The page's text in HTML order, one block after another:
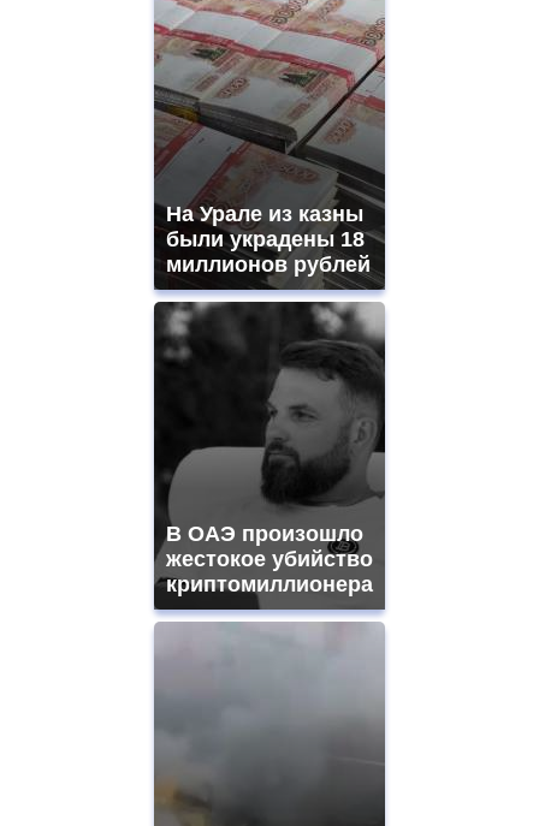
На Урале из казны
были украдены 18
миллионов рублей
В ОАЭ произошло
жестокое убийство
криптомиллионера